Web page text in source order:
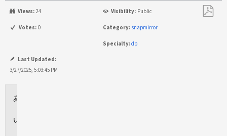
Views: 24 Visibility: Public
Votes: 0 Category: snapmirror
Specialty:dp
Last Updated:
3/27/2025, 5:03:45 PM